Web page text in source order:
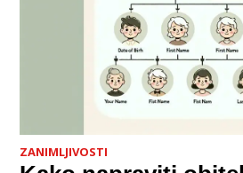
ZANIMLJIVOSTI